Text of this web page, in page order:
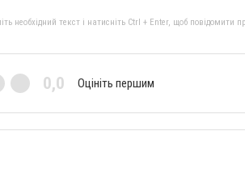
необхідний текст і натисніть Ctrl + Enter, щоб повідомити
0,0 Оцініть першим